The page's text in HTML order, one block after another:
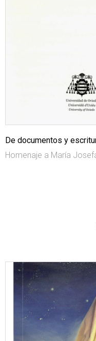
De documentos y
Homenaje a María